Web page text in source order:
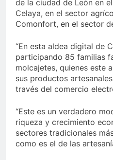
de la ciudad de León en
Celaya, en el sector
Comonfort, en el sector
“En esta aldea digital de
participando 85 familias
molcajetes, quienes este
sus productos
través del comercio
“Este es un verdadero
riqueza y crecimiento
sectores tradicionales
como es el de las